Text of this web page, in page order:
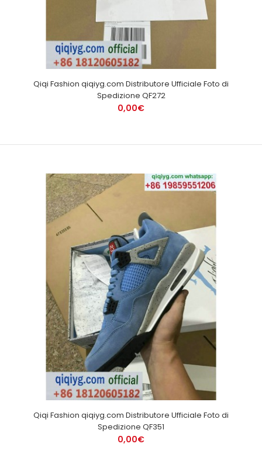
Qiqi Fashion qiqiyg.com Distributore Ufficiale Foto di
Spedizione QF272
0,00€
Qiqi Fashion qiqiyg.com Distributore Ufficiale Foto di
Spedizione QF351
0,00€